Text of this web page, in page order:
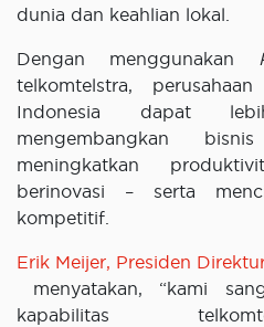
dunia dan keahlian lokal.
Dengan menggunakan
telkomtelstra,
Indonesia dapat
mengembangkan
meningkatkan
berinovasi – serta
kompetitif.
Erik Meijer, Presiden
menyatakan, “kami
kapabilitas